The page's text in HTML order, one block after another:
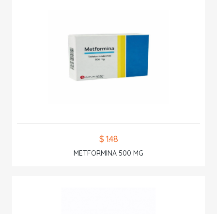
$ 1.48
METFORMINA 500 MG